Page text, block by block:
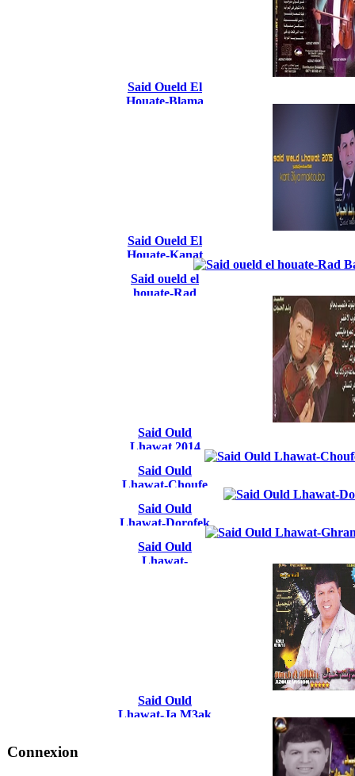
Connexion
Said Oueld El
Houate-Blama
Said Oueld El
Houate-Kanat
3liya Mektouba
2015
Said oueld el
houate-Rad
Said Ould
Lhawat 2014
Said Ould
Lhawat-Choufe
Said Ould
Lhawat-Dorofek
Said Ould
Lhawat-
Said Ould
Lhawat-Ja M3ak